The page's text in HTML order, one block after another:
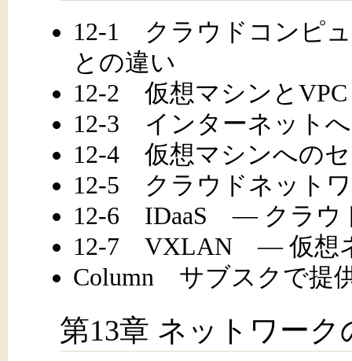
12-1 クラウドコンピ
との違い
12-2 仮想マシンとVPC
12-3 インターネット
12-4 仮想マシンへの
12-5 クラウドネット
12-6 IDaaS ― クラウ
12-7 VXLAN ― 仮想
Column サブスクで提
第13章 ネットワーク